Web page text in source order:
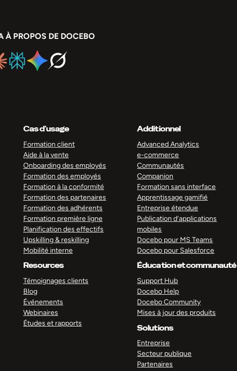
À PROPOS DE DOCEBO
Cas d’usage
Formation client
Aide à la vente
Onboarding des employés
Formation des employés
Formation à la conformité
Formation des partenaires
Formation des adhérents
Formation première ligne
Planification des effectifs
Upskilling & reskilling
Mobilité interne
Resources
Témoignages clients
Blog
Événements
Webinaires
Études et rapports
Additionnel
Advanced Analytics
e-commerce
Communautés
Companion
Formation sans interface
Apprentissage gamifié
Entreprise étendue
Publication d’applications
mobiles
Docebo pour MS Teams
Docebo pour Salesforce
Éducation et communauté
Support Hub
Docebo Help
Docebo Community
Mises à jour des produits
Solutions
Entreprise
Secteur publique
Partenaires